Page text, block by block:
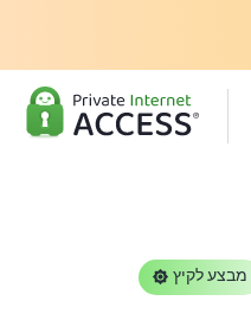
מבצע לקיץ